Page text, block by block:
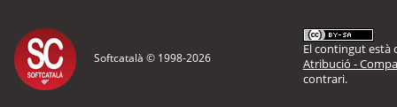
Softcatalà © 1998-2026
El contingut està
Atribució -
contrari.